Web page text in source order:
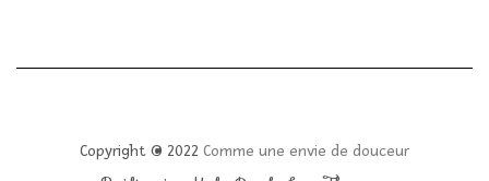
Copyright © 2022 Comme une envie de douceur